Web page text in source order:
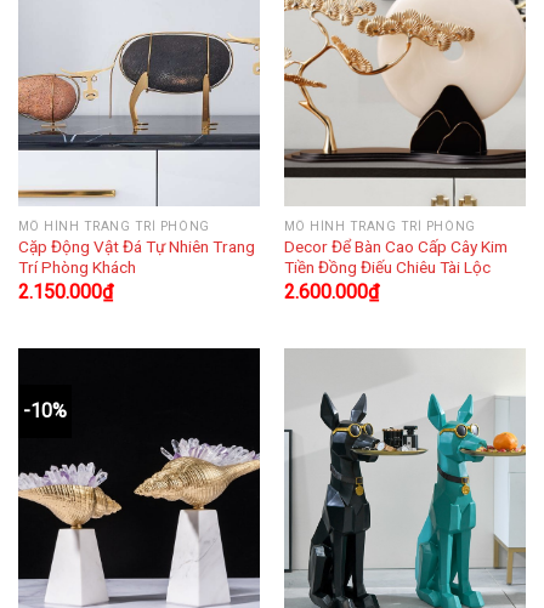
MÔ HÌNH TRANG TRÍ PHÒNG
Cặp Động Vật Đá Tự Nhiên Trang
Trí Phòng Khách
2.150.000₫
MÔ HÌNH TRANG TRÍ PHÒNG
Decor Để Bàn Cao Cấp Cây Kim
Tiền Đồng Điếu Chiêu Tài Lộc
2.600.000₫
-10%